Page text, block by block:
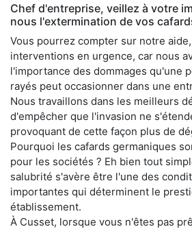
Chef d'entreprise, veillez à votre
nous l'extermination de vos
Vous pourrez compter sur notre
interventions en urgence, car nous
l'importance des dommages qu'une
rayés peut occasionner dans une
Nous travaillons dans les meilleurs
d'empêcher que l'invasion ne
provoquant de cette façon plus de
Pourquoi les cafards germaniques
pour les sociétés ? Eh bien tout
salubrité s'avère être l'une des
importantes qui déterminent le
établissement.
À Cusset, lorsque vous n'êtes pas